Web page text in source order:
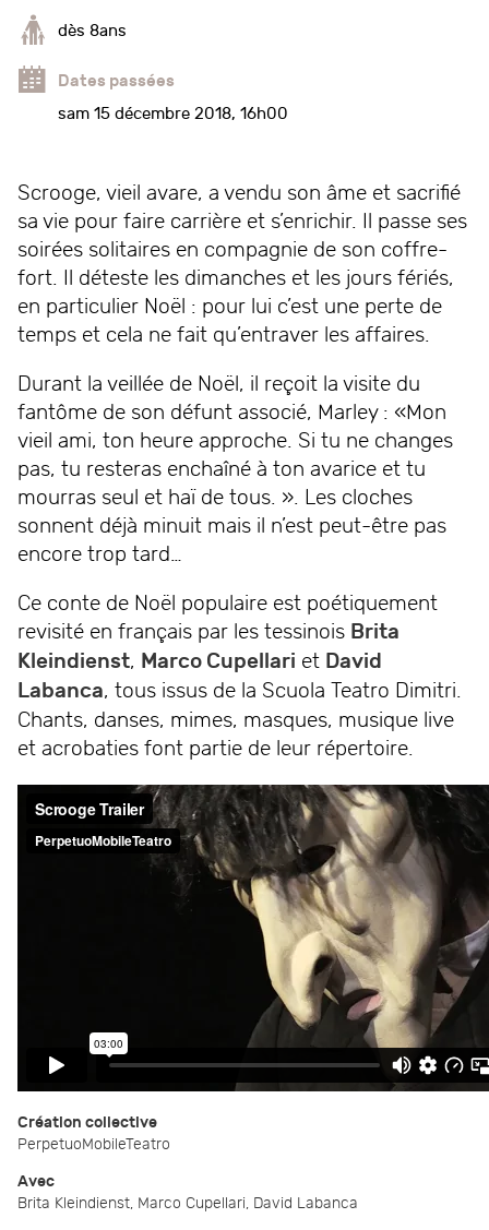
dès 8ans
Dates passées
sam 15 décembre 2018, 16h00
Scrooge, vieil avare, a vendu son âme et sacrifié
sa vie pour faire carrière et s’enrichir. Il passe ses
soirées solitaires en compagnie de son coffre-
fort. Il déteste les dimanches et les jours fériés,
en particulier Noël : pour lui c’est une perte de
temps et cela ne fait qu’entraver les affaires.
Durant la veillée de Noël, il reçoit la visite du
fantôme de son défunt associé, Marley : «Mon
vieil ami, ton heure approche. Si tu ne changes
pas, tu resteras enchaîné à ton avarice et tu
mourras seul et haï de tous. ». Les cloches
sonnent déjà minuit mais il n’est peut-être pas
encore trop tard…
Ce conte de Noël populaire est poétiquement
revisité en français par les tessinois Brita
Kleindienst, Marco Cupellari et David
Labanca, tous issus de la Scuola Teatro Dimitri.
Chants, danses, mimes, masques, musique live
et acrobaties font partie de leur répertoire.
Création collective
PerpetuoMobileTeatro
Avec
Brita Kleindienst, Marco Cupellari, David Labanca